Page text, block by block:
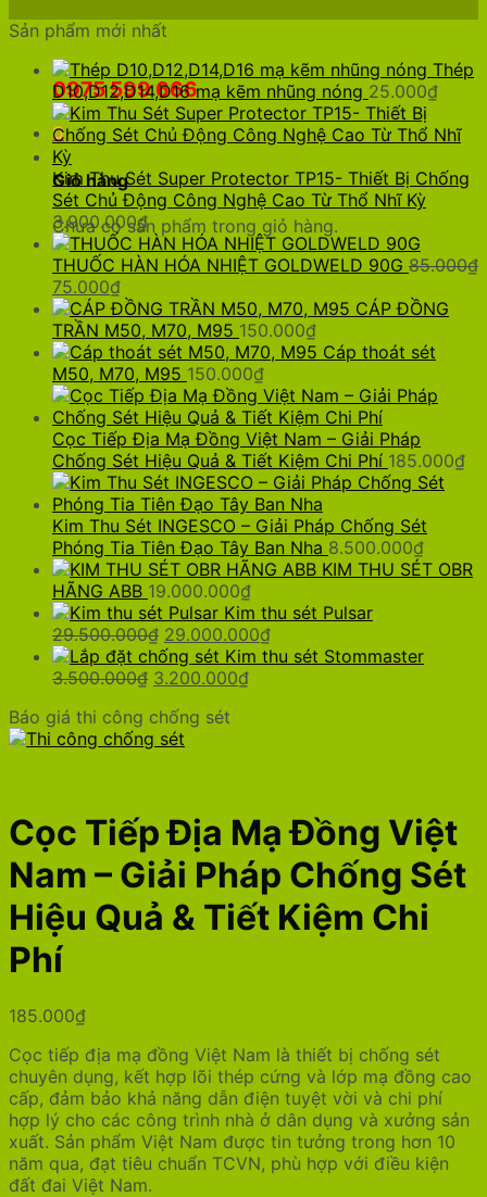
0975 599 666
0
Giỏ hàng
Chưa có sản phẩm trong giỏ hàng.
Sản phẩm mới nhất
Thép
D10,D12,D14,D16 mạ kẽm nhũng nóng 25.000₫
Kim Thu Sét Super Protector TP15- Thiết Bị Chống
Sét Chủ Động Công Nghệ Cao Từ Thổ Nhĩ Kỳ
3.900.000₫
THUỐC HÀN HÓA NHIỆT GOLDWELD 90G 85.000₫
Giá
gốc
là:
85.000₫.
75.000₫Giá
hiện
tại
là:
75.000₫.
CÁP ĐỒNG
TRẦN M50, M70, M95 150.000₫
Cáp thoát sét
M50, M70, M95 150.000₫
Cọc Tiếp Địa Mạ Đồng Việt Nam – Giải Pháp
Chống Sét Hiệu Quả & Tiết Kiệm Chi Phí 185.000₫
Kim Thu Sét INGESCO – Giải Pháp Chống Sét
Phóng Tia Tiên Đạo Tây Ban Nha 8.500.000₫
KIM THU SÉT OBR
HÃNG ABB 19.000.000₫
Kim thu sét Pulsar
29.500.000₫ Giá
gốc
là:
29.000.000₫Giá
hiện
Kim thu sét Stommaster
3.500.000₫ Giá
là:
3.500.000₫.
3.200.000₫Giá
Báo giá thi công chống sét
Cọc Tiếp Địa Mạ Đồng Việt
Nam – Giải Pháp Chống Sét
Hiệu Quả & Tiết Kiệm Chi
Phí
185.000₫
Cọc tiếp địa mạ đồng Việt Nam là thiết bị chống sét
chuyên dụng, kết hợp lõi thép cứng và lớp mạ đồng cao
cấp, đảm bảo khả năng dẫn điện tuyệt vời và chi phí
hợp lý cho các công trình nhà ở dân dụng và xưởng sản
xuất. Sản phẩm Việt Nam được tin tưởng trong hơn 10
năm qua, đạt tiêu chuẩn TCVN, phù hợp với điều kiện
đất đai Việt Nam.